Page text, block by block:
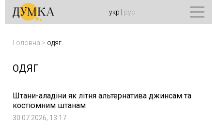
укр рус
Головна > одяг
ОДЯГ
Штани-аладіни як літня альтернатива джинсам та
костюмним штанам
30.07.2026, 13:17